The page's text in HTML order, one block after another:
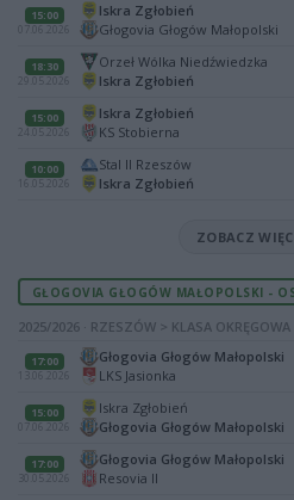
15:00
07.06.2026
Iskra Zgłobień
Głogovia Głogów Małopolski
18:30
29.05.2026
Orzeł Wólka Niedźwiedzka
Iskra Zgłobień
15:00
24.05.2026
Iskra Zgłobień
KS Stobierna
10:00
16.05.2026
Stal II Rzeszów
Iskra Zgłobień
ZOBACZ
GŁOGOVIA GŁOGÓW MAŁOPOLSKI -
2025/2026 · RZESZÓW > KLASA OKRĘGOWA
17:00
13.06.2026
Głogovia Głogów Małopolski
LKS Jasionka
15:00
07.06.2026
Iskra Zgłobień
Głogovia Głogów Małopolski
17:00
30.05.2026
Głogovia Głogów Małopolski
Resovia II